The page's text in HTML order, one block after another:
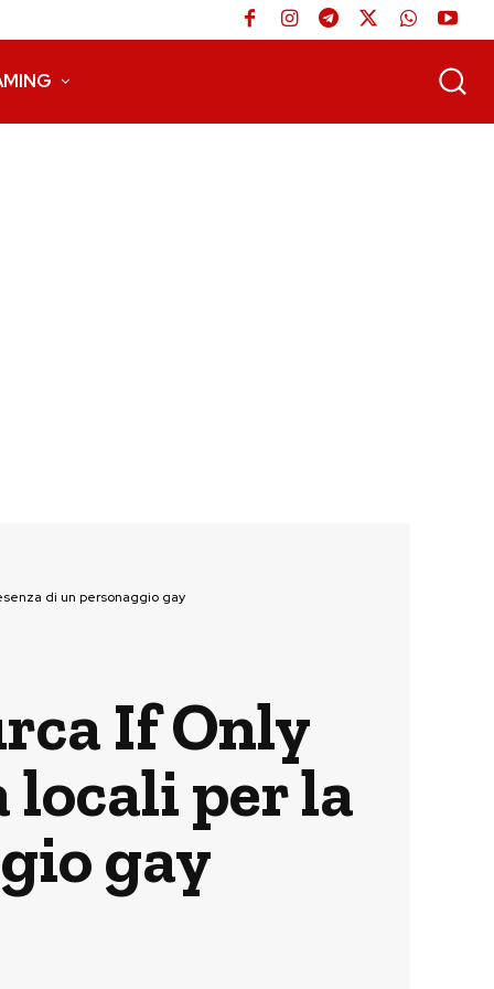
di un personaggio gay
If Only
locali per la
gay